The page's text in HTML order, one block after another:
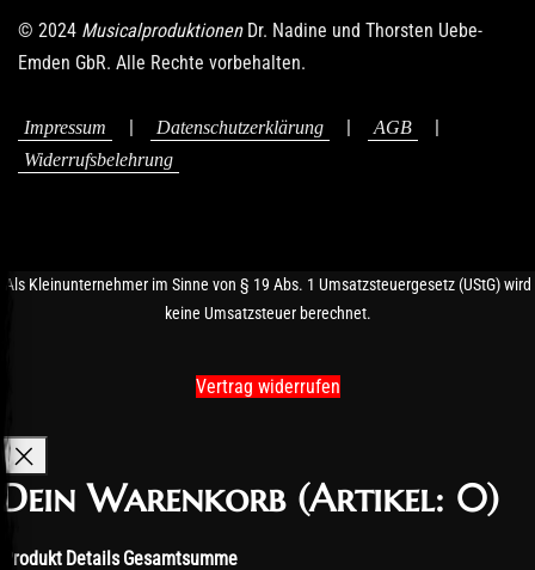
© 2024 MusicalproduktionenDr. Nadine und Thorsten Uebe-
Emden GbR. Alle Rechte vorbehalten.
Impressum Datenschutzerklärung AGB
Widerrufsbelehrung
Als Kleinunternehmer im Sinne von § 19 Abs. 1 Umsatzsteuergesetz (UStG) wird
keine Umsatzsteuer berechnet.
Vertrag widerrufen
Dein Warenkorb (Artikel: 0)
Produkt Details Gesamtsumme